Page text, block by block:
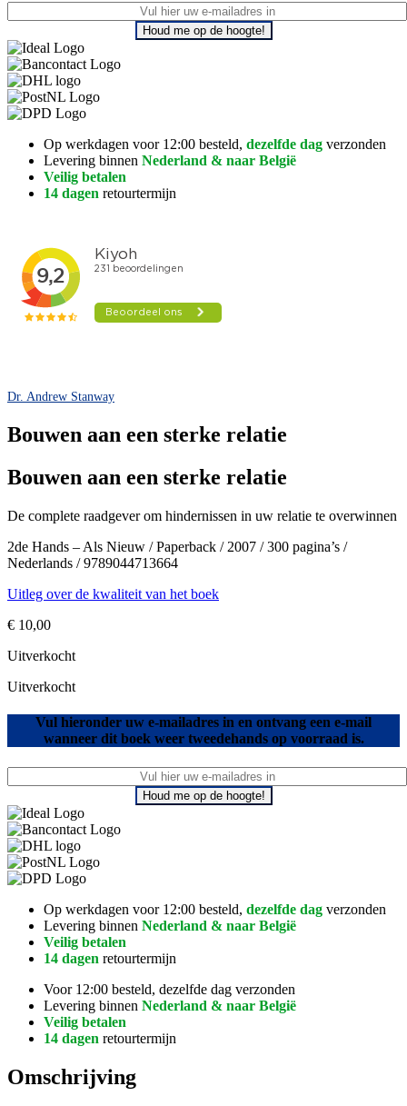
Houd me op de hoogte!
Op werkdagen voor 12:00 besteld, dezelfde dag verzonden
Levering binnen Nederland & naar België
Veilig betalen
14 dagen retourtermijn
Dr. Andrew Stanway
Bouwen aan een sterke relatie
Bouwen aan een sterke relatie
De complete raadgever om hindernissen in uw relatie te overwinnen
2de Hands – Als Nieuw / Paperback / 2007 / 300 pagina’s /
Nederlands / 9789044713664
Uitleg over de kwaliteit van het boek
€ 10,00
Uitverkocht
Uitverkocht
Vul hieronder uw e-mailadres in en ontvang een e-mail
wanneer dit boek weer tweedehands op voorraad is.
Houd me op de hoogte!
Op werkdagen voor 12:00 besteld, dezelfde dag verzonden
Levering binnen Nederland & naar België
Veilig betalen
14 dagen retourtermijn
Voor 12:00 besteld, dezelfde dag verzonden
Levering binnen Nederland & naar België
Veilig betalen
14 dagen retourtermijn
Omschrijving